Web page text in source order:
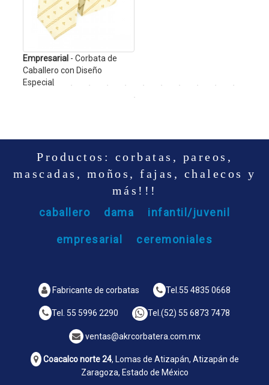
Empresarial - Corbata de
Caballero con Diseño
Especial
Productos: corbatas, pareos,
mascadas, moños, fajas, chalecos y
más!!!
caballero dama infantil/juvenil
empresarial ceremoniales
Fabricante de corbatas Tel. 55 4835 0668
Tel. 55 5996 2290 Tel. (52) 55 6873 7478
ventas@akrcorbatera.com.mx
Coacalco norte 24, Lomas de Atizapán, Atizapán de
Zaragoza, Estado de México